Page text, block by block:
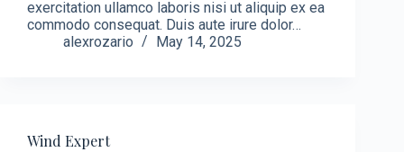
exercitation ullamco laboris nisi ut aliquip ex ea
commodo consequat. Duis aute irure dolor…
alexrozario
May 14, 2025
Wind Expert